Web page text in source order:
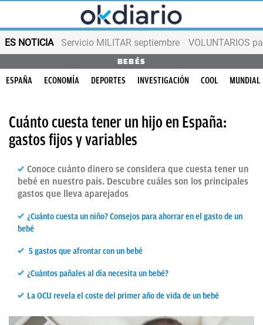
ES NOTICIA Servicio MILITAR septiembre VOLUNTARIOS
BEBÉS
ESPAÑA ECONOMÍA DEPORTES INVESTIGACIÓN COOL MUNDIAL
Cuánto cuesta tener un hijo en España:
gastos fijos y variables
Conoce cuánto dinero se considera que cuesta tener un
bebé en nuestro país. Descubre cuáles son los principales
gastos que lleva aparejados
¿Cuánto cuesta un niño? Consejos para ahorrar en el gasto de un
bebé
5 gastos que afrontar con un bebé
¿Cuántos pañales al día necesita un bebé?
La OCU revela el coste del primer año de vida de un bebé